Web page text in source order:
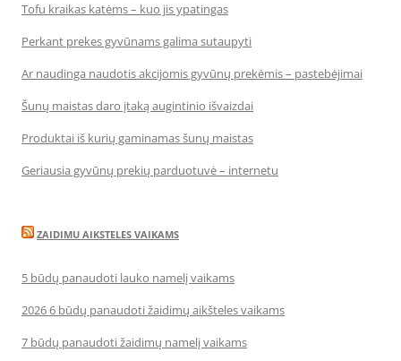
Tofu kraikas katėms – kuo jis ypatingas
Perkant prekes gyvūnams galima sutaupyti
Ar naudinga naudotis akcijomis gyvūnų prekėmis – pastebėjimai
Šunų maistas daro įtaką augintinio išvaizdai
Produktai iš kurių gaminamas šunų maistas
Geriausia gyvūnų prekių parduotuvė – internetu
ZAIDIMU AIKSTELES VAIKAMS
5 būdų panaudoti lauko namelį vaikams
2026 6 būdų panaudoti žaidimų aikšteles vaikams
7 būdų panaudoti žaidimų namelį vaikams